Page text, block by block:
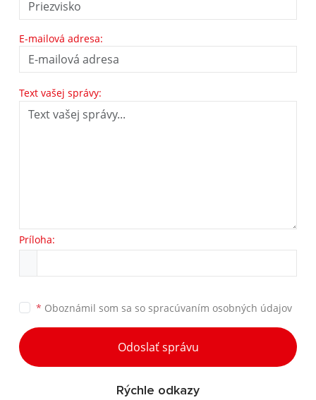
E-mailová adresa:
Text vašej správy:
Príloha:
* Oboznámil som sa so spracúvaním osobných údajov
Odoslať správu
Rýchle odkazy